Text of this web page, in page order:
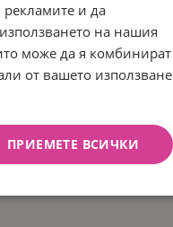
С
MGM,
1:24
и да
на нашия
може да я комбинират
от вашето използване
ПРИЕМЕТЕ ВСИЧКИ